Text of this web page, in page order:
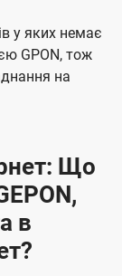
у яких немає
GPON, тож
на
Що
в